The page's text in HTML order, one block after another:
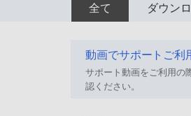
全て ダウン
動画でサポートご利
サポート動画をご利用の
認ください。